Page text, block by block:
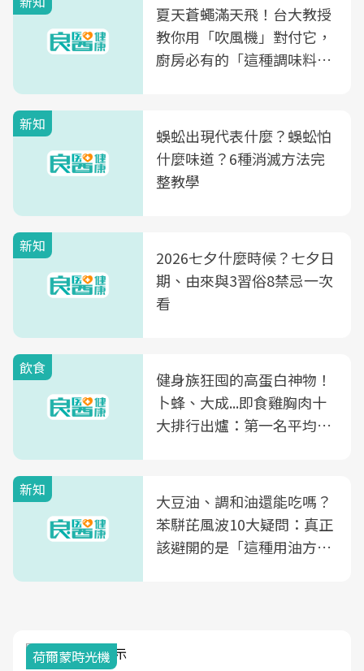
夏天蒼蠅滿天飛！台大教授
教你用「吹風機」對付它，
廚房必有的「這種調味料」
新知
蜈蚣出現代表什麼？蜈蚣怕
什麼味道？6種消滅方法完
整教學
新知
2026七夕什麼時候？七夕日
期、由來與3習俗8禁忌一次
看
飲食
健身族狂囤的高蛋白神物！
卜蜂、大成...即食雞胸肉十
大排行出爐：第一名平均一
新知
大豆油、調和油還能吃嗎？
苯駢芘風波10大疑問：真正
該避開的是「這種用油方
荷爾蒙時光機